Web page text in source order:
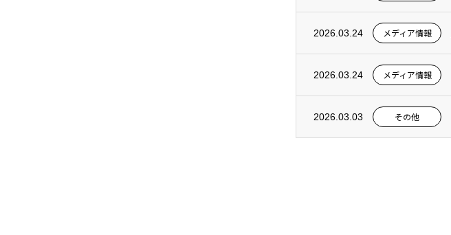
2026.03.24 メディア情報
2026.03.24 メディア情報
2026.03.03 その他